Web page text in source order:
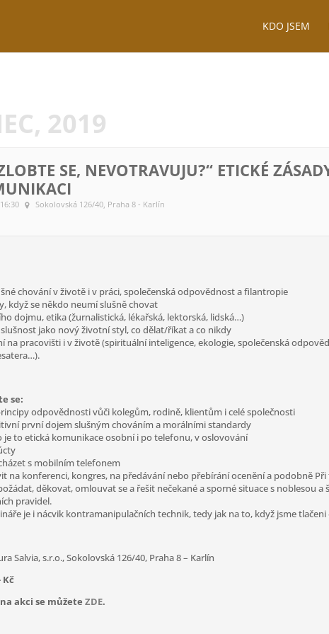
KDO JSEM
2019
SE, NEVOTRAVUJU?“ ETICKÉ
Sokolovská 126/40, Praha 8 - Karlín
chování v životě i v práci, společenská odpovědnost a filantropie
když se někdo neumí slušně chovat
dojmu, etika (žurnalistická, lékařská, lektorská, lidská…)
jako nový životní styl, co dělat/říkat a co nikdy
na pracovišti i v životě (spirituální inteligence, ekologie, společenská
se:
odpovědnosti vůči kolegům, rodině, klientům i celé společnosti
první dojem slušným chováním a morálními standardy
je to etická komunikace osobní i po telefonu, v oslovování
s mobilním telefonem
na konferenci, kongres, na předávání nebo přebírání ocenění a podobně
děkovat, omlouvat se a řešit nečekané a sporné situace s noblesou a
pravidel.
je i nácvik kontramanipulačních technik, tedy jak na to, když jsme
Salvia, s.r.o., Sokolovská 126/40, Praha 8 – Karlín
Kč
akci se můžeteZDE.